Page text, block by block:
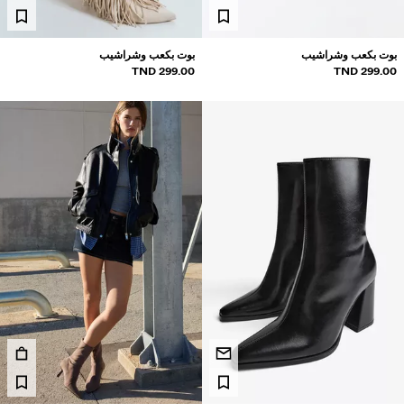
بوت بكعب وشراشيب
299.00 TND
بوت بكعب وشراشيب
299.00 TND
شورتات
سويت شيرتات
سترات من التريكو
ملابس سباحة
أحذية
إكسسوارات
موصى بها